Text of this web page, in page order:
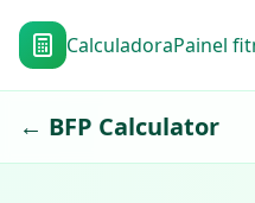
CalculadoraPainel
← BFP Calculator